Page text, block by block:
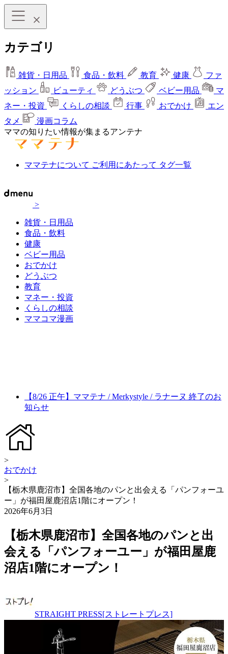
カテゴリ
雑貨・日用品 食品・飲料 教育 健康
ファ
ッション
ビューティ どうぶつ ベビー用品
マ
ネー・投資
くらしの相談 行事 おでかけ
エン
タメ
漫画コラム
ママの知りたい情報が集まるアンテナ
ママテナについて ご利用にあたって タグ一覧
>
雑貨・日用品
食品・飲料
健康
ベビー用品
おでかけ
どうぶつ
教育
マネー・投資
くらしの相談
ママコマ漫画
【8/26 正午】ママテナ / Merkystyle / ラナーヌ 終了のお
知らせ
>
おでかけ
>
【栃木県鹿沼市】全国各地のパンと出会える「パンフォーユ
ー」が福田屋鹿沼店1階にオープン！
2026年6月3日
【栃木県鹿沼市】全国各地のパンと出
会える「パンフォーユー」が福田屋鹿
沼店1階にオープン！
STRAIGHT PRESS[ストレートプレス]